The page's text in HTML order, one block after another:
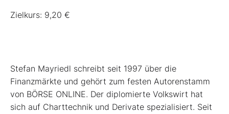
Zielkurs: 9,20 €
Stefan Mayriedl schreibt seit 1997 über die
Finanzmärkte und gehört zum festen Autorenstamm
von BÖRSE ONLINE. Der diplomierte Volkswirt hat
sich auf Charttechnik und Derivate spezialisiert. Seit